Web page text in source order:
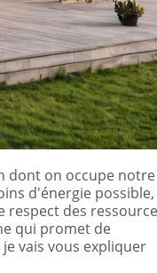
dont on occupe notre
d'énergie possible,
des
qui promet de
vais vous expliquer